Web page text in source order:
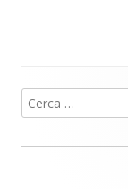
Barra
laterale
Ricerca
per: